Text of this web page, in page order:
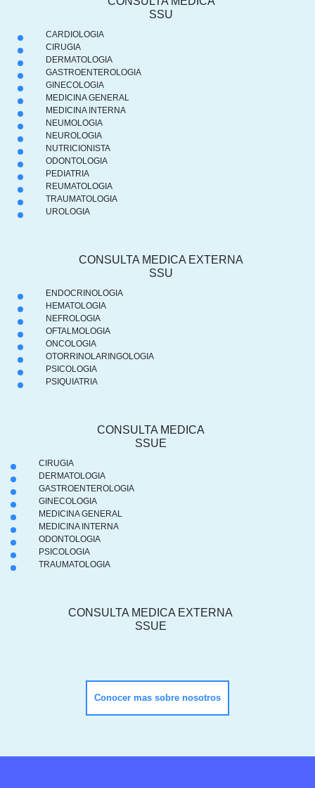
SSU
CARDIOLOGIA
CIRUGIA
DERMATOLOGIA
GASTROENTEROLOGIA
GINECOLOGIA
MEDICINA GENERAL
MEDICINA INTERNA
NEUMOLOGIA
NEUROLOGIA
NUTRICIONISTA
ODONTOLOGIA
PEDIATRIA
REUMATOLOGIA
TRAUMATOLOGIA
UROLOGIA
CONSULTA MEDICA EXTERNA
SSU
ENDOCRINOLOGIA
HEMATOLOGIA
NEFROLOGIA
OFTALMOLOGIA
ONCOLOGIA
OTORRINOLARINGOLOGIA
PSICOLOGIA
PSIQUIATRIA
CONSULTA MEDICA
SSUE
CIRUGIA
DERMATOLOGIA
GASTROENTEROLOGIA
GINECOLOGIA
MEDICINA GENERAL
MEDICINA INTERNA
ODONTOLOGIA
PSICOLOGIA
TRAUMATOLOGIA
CONSULTA MEDICA EXTERNA
SSUE
Conocer mas sobre nosotros